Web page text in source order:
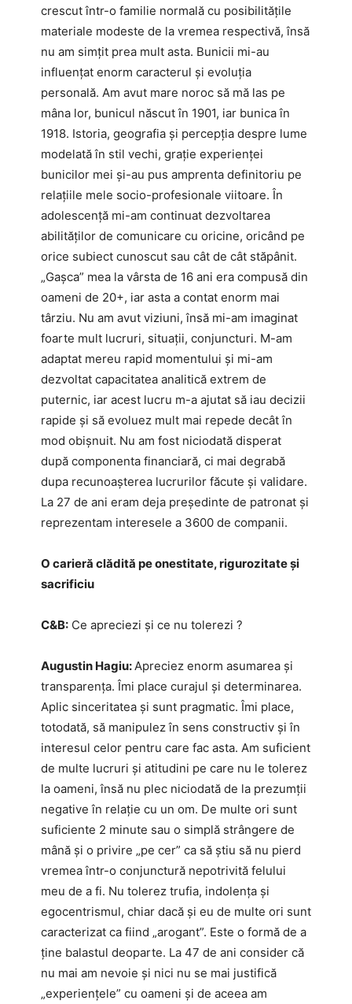
crescut într-o familie normală cu posibilitățile
materiale modeste de la vremea respectivă, însă
nu am simțit prea mult asta. Bunicii mi-au
influențat enorm caracterul și evoluția
personală. Am avut mare noroc să mă las pe
mâna lor, bunicul născut în 1901, iar bunica în
1918. Istoria, geografia și percepția despre lume
modelată în stil vechi, grație experienței
bunicilor mei și-au pus amprenta definitoriu pe
relațiile mele socio-profesionale viitoare. În
adolescență mi-am continuat dezvoltarea
abilităților de comunicare cu oricine, oricând pe
orice subiect cunoscut sau cât de cât stăpânit.
„Gașca” mea la vârsta de 16 ani era compusă din
oameni de 20+, iar asta a contat enorm mai
târziu. Nu am avut viziuni, însă mi-am imaginat
foarte mult lucruri, situații, conjuncturi. M-am
adaptat mereu rapid momentului și mi-am
dezvoltat capacitatea analitică extrem de
puternic, iar acest lucru m-a ajutat să iau decizii
rapide și să evoluez mult mai repede decât în
mod obișnuit. Nu am fost niciodată disperat
după componenta financiară, ci mai degrabă
dupa recunoașterea lucrurilor făcute și validare.
La 27 de ani eram deja președinte de patronat și
reprezentam interesele a 3600 de companii.
O carieră clădită pe onestitate, rigurozitate și
sacrificiu
C&B: Ce apreciezi și ce nu tolerezi ?
Augustin Hagiu:Apreciez enorm asumarea și
transparența. Îmi place curajul și determinarea.
Aplic sinceritatea și sunt pragmatic. Îmi place,
totodată, să manipulez în sens constructiv și în
interesul celor pentru care fac asta. Am suficient
de multe lucruri și atitudini pe care nu le tolerez
la oameni, însă nu plec niciodată de la prezumții
negative în relație cu un om. De multe ori sunt
suficiente 2 minute sau o simplă strângere de
mână și o privire „pe cer” ca să știu să nu pierd
vremea într-o conjunctură nepotrivită felului
meu de a fi. Nu tolerez trufia, indolența și
egocentrismul, chiar dacă și eu de multe ori sunt
caracterizat ca fiind „arogant”. Este o formă de a
ține balastul deoparte. La 47 de ani consider că
nu mai am nevoie și nici nu se mai justifică
„experiențele” cu oameni și de aceea am